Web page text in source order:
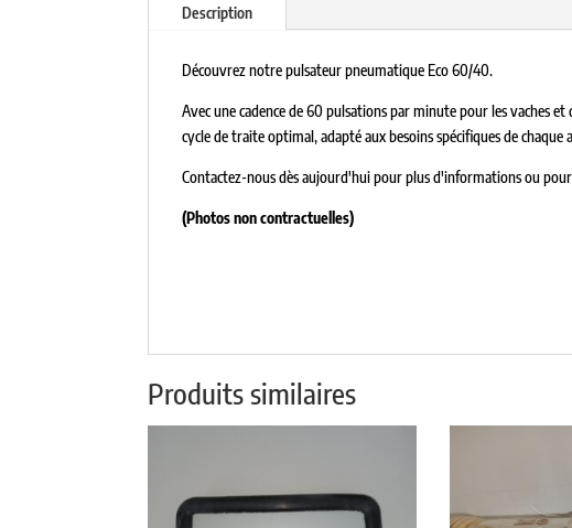
Description
Découvrez notre pulsateur pneumatique Eco 60/40.
Avec une cadence de 60 pulsations par minute pour les vaches
cycle de traite optimal, adapté aux besoins spécifiques de chaque
Contactez-nous dès aujourd'hui pour plus d'informations ou
(Photos non contractuelles)
Produits similaires